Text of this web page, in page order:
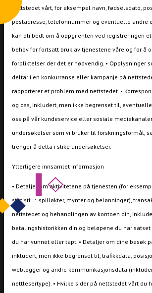
nettstedet vårt, for eksempel navn, fødselsdato,
postadresse, telefonnummer og eventuelle andre
kan bli bedt om å oppgi enten ved registreringen
behov for fortsatt bruk av tjenestene våre og for å
forpliktelser der det er nødvendig. • Opplysninger
deltar i en konkurranse eller kampanje på
rapporterer et problem med nettstedet. •
og oss, inkludert, men ikke begrenset til,
oss på vår kundeservice eller sosiale
undersøkelser som vi bruker til forskningsformål,
trenger å delta i slike undersøkelser.
Ytterligere innsamlet informasjon
• Detaljer om aktivitetene på tjenesten (for
statistikk, spilløkter, mynter og belønninger),
nettstedet og behandlingen av kontoen din,
betalingshistorikken din og beløpene du har
du har vunnet eller tapt. • Detaljer om dine besøk
inkludert, men ikke begrenset til, trafikkdata,
weblogger og andre kommunikasjonsdata
nettlesertype). • Hvilke sider på nettstedet vårt du